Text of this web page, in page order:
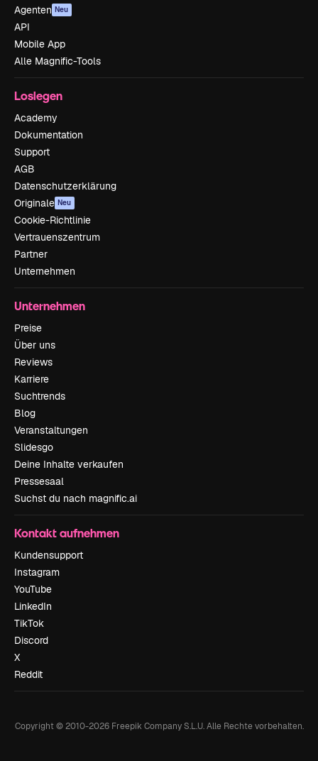
Agenten Neu
API
Mobile App
Alle Magnific-Tools
Loslegen
Academy
Dokumentation
Support
AGB
Datenschutzerklärung
Originale Neu
Cookie-Richtlinie
Vertrauenszentrum
Partner
Unternehmen
Unternehmen
Preise
Über uns
Reviews
Karriere
Suchtrends
Blog
Veranstaltungen
Slidesgo
Deine Inhalte verkaufen
Pressesaal
Suchst du nach magnific.ai
Kontakt aufnehmen
Kundensupport
Instagram
YouTube
LinkedIn
TikTok
Discord
X
Reddit
Copyright © 2010-2026Freepik Company S.L.U. Alle Rechte vorbehalten.